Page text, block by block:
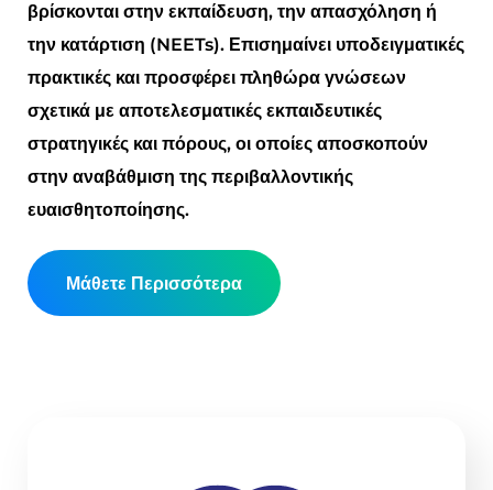
βρίσκονται στην εκπαίδευση, την απασχόληση ή
την κατάρτιση (NEETs). Επισημαίνει υποδειγματικές
πρακτικές και προσφέρει πληθώρα γνώσεων
σχετικά με αποτελεσματικές εκπαιδευτικές
στρατηγικές και πόρους, οι οποίες αποσκοπούν
στην αναβάθμιση της περιβαλλοντικής
ευαισθητοποίησης.
Μάθετε Περισσότερα